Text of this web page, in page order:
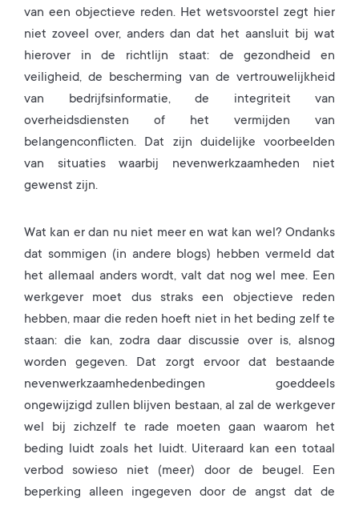
van een objectieve reden. Het wetsvoorstel zegt hier
niet zoveel over, anders dan dat het aansluit bij wat
hierover in de richtlijn staat: de gezondheid en
veiligheid, de bescherming van de vertrouwelijkheid
van bedrijfsinformatie, de integriteit van
overheidsdiensten of het vermijden van
belangenconflicten. Dat zijn duidelijke voorbeelden
van situaties waarbij nevenwerkzaamheden niet
gewenst zijn.
Wat kan er dan nu niet meer en wat kan wel? Ondanks
dat sommigen (in andere blogs) hebben vermeld dat
het allemaal anders wordt, valt dat nog wel mee. Een
werkgever moet dus straks een objectieve reden
hebben, maar die reden hoeft niet in het beding zelf te
staan: die kan, zodra daar discussie over is, alsnog
worden gegeven. Dat zorgt ervoor dat bestaande
nevenwerkzaamhedenbedingen goeddeels
ongewijzigd zullen blijven bestaan, al zal de werkgever
wel bij zichzelf te rade moeten gaan waarom het
beding luidt zoals het luidt. Uiteraard kan een totaal
verbod sowieso niet (meer) door de beugel. Een
beperking alleen ingegeven door de angst dat de